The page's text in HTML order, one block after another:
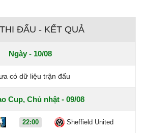
ĐẤU - KẾT QUẢ
Ngày - 10/08
có dữ liệu trận đấu
Cup, Chủ nhật - 09/08
22:00 Sheffield United